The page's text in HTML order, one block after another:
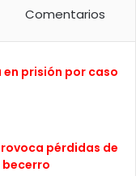
Comentarios
en prisión por caso
pérdidas de
becerro